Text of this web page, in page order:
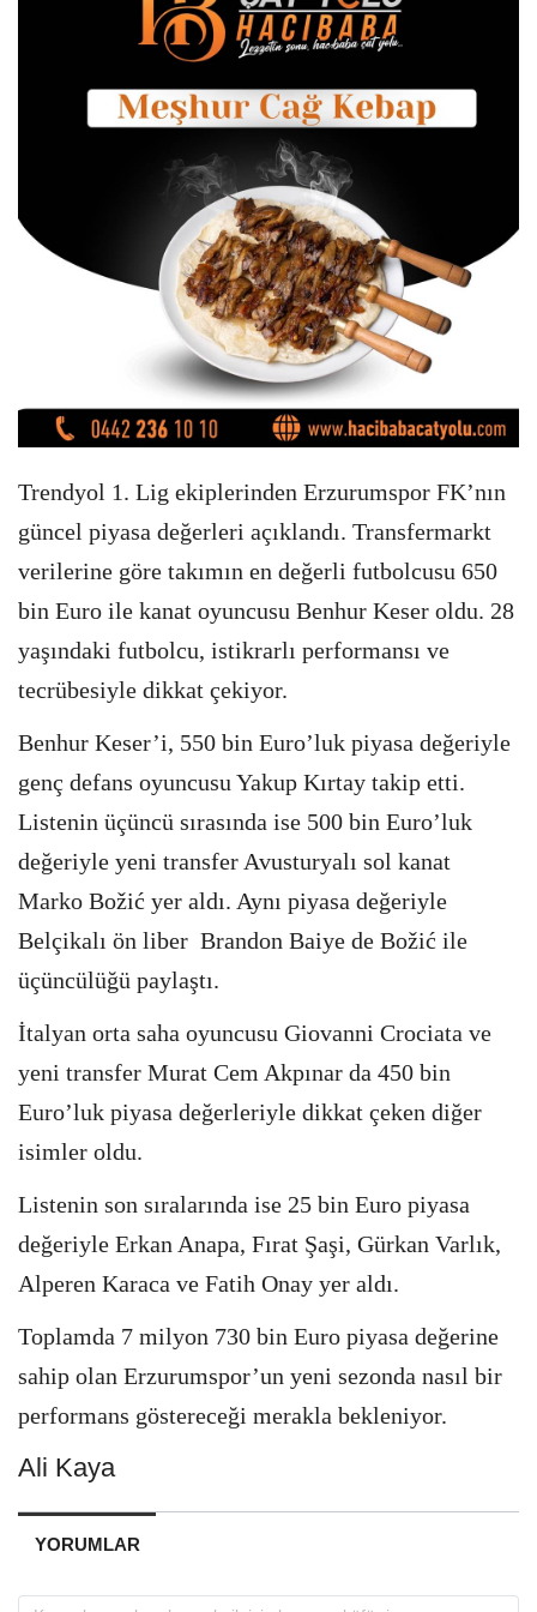
Trendyol 1. Lig ekiplerinden Erzurumspor FK’nın
güncel piyasa değerleri açıklandı. Transfermarkt
verilerine göre takımın en değerli futbolcusu 650
bin Euro ile kanat oyuncusu Benhur Keser oldu. 28
yaşındaki futbolcu, istikrarlı performansı ve
tecrübesiyle dikkat çekiyor.
Benhur Keser’i, 550 bin Euro’luk piyasa değeriyle
genç defans oyuncusu Yakup Kırtay takip etti.
Listenin üçüncü sırasında ise 500 bin Euro’luk
değeriyle yeni transfer Avusturyalı sol kanat
Marko Božić yer aldı. Aynı piyasa değeriyle
Belçikalı ön liber Brandon Baiye de Božić ile
üçüncülüğü paylaştı.
İtalyan orta saha oyuncusu Giovanni Crociata ve
yeni transfer Murat Cem Akpınar da 450 bin
Euro’luk piyasa değerleriyle dikkat çeken diğer
isimler oldu.
Listenin son sıralarında ise 25 bin Euro piyasa
değeriyle Erkan Anapa, Fırat Şaşi, Gürkan Varlık,
Alperen Karaca ve Fatih Onay yer aldı.
Toplamda 7 milyon 730 bin Euro piyasa değerine
sahip olan Erzurumspor’un yeni sezonda nasıl bir
performans göstereceği merakla bekleniyor.
Ali Kaya
YORUMLAR